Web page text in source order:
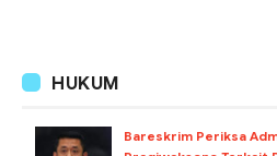
HUKUM
Bareskrim Periksa